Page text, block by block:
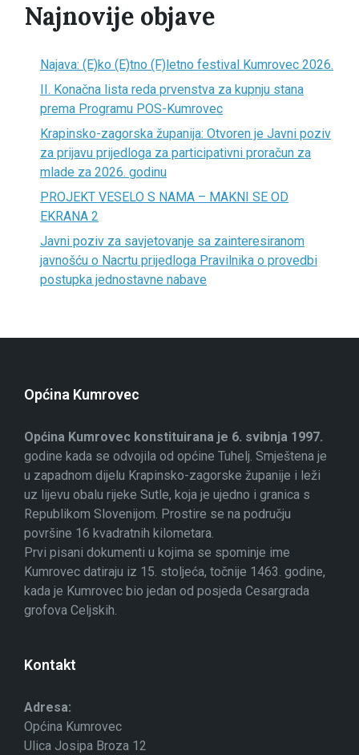
Najnovije objave
Najava: (E)ko (E)tno (F)letno festival Kumrovec 2026.
II. Konačna lista reda prvenstva za kupnju stana
prema Programu POS-Kumrovec
Krapinsko-zagorska županija: Otvoren je Javni poziv
za prijavu prijedloga za participativni proračun za
mlade za 2026. godinu
PROJEKT VESELO S NAMA – MAKNI SE OD
EKRANA 2
Javni poziv za savjetovanje sa zainteresiranom
javnošću o Nacrtu prijedloga Pravilnika o provedbi
postupka jednostavne nabave
Općina Kumrovec
Općina Kumrovec konstituirana je 6. svibnja 1997.
godine kada se odvojila od općine Tuhelj. Smještena je
u zapadnom dijelu Krapinsko-zagorske županije i leži
uz lijevu obalu rijeke Sutle, koja je ujedno i granica s
Republikom Slovenijom. Prostire se na području
površine 16 kvadratnih kilometara.
Prvi pisani dokumenti u kojima se spominje ime
Kumrovec datiraju iz 15. stoljeća, točnije 1463. godine,
kada je Kumrovec bio jedan od posjeda Cesargrada
grofova Celjskih.
Kontakt
Adresa:
Općina Kumrovec
Ulica Josipa Broza 12